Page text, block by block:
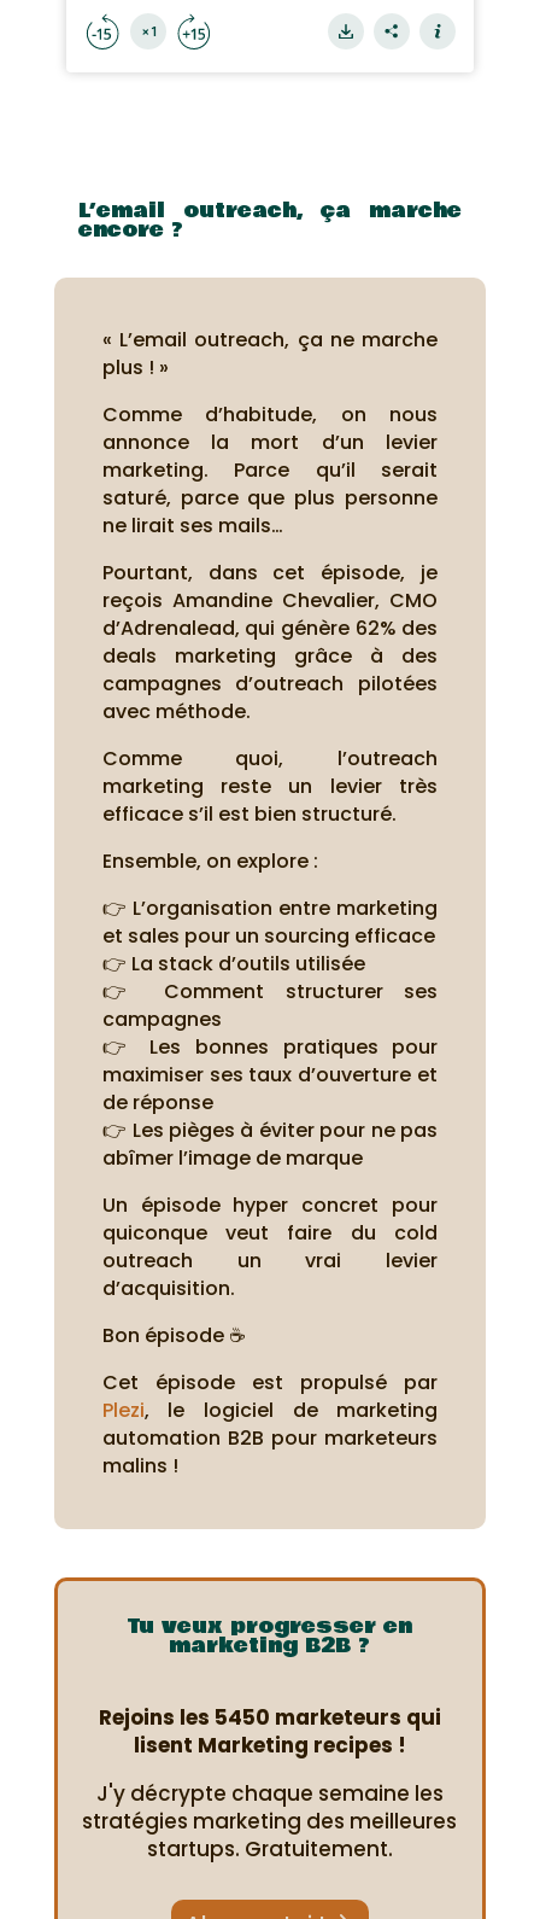
L’email outreach, ça marche
encore ?
« L’email outreach, ça ne marche
plus ! »
Comme d’habitude, on nous
annonce la mort d’un levier
marketing. Parce qu’il serait
saturé, parce que plus personne
ne lirait ses mails…
Pourtant, dans cet épisode, je
reçois Amandine Chevalier, CMO
d’Adrenalead, qui génère 62% des
deals marketing grâce à des
campagnes d’outreach pilotées
avec méthode.
Comme quoi, l’outreach
marketing reste un levier très
efficace s’il est bien structuré.
Ensemble, on explore :
👉 L’organisation entre marketing
et sales pour un sourcing efficace
👉 La stack d’outils utilisée
👉 Comment structurer ses
campagnes
👉 Les bonnes pratiques pour
maximiser ses taux d’ouverture et
de réponse
👉 Les pièges à éviter pour ne pas
abîmer l’image de marque
Un épisode hyper concret pour
quiconque veut faire du cold
outreach un vrai levier
d’acquisition.
Bon épisode ☕
Cet épisode est propulsé par
Plezi, le logiciel de marketing
automation B2B pour marketeurs
malins !
Tu veux progresser en
marketing B2B ?
Rejoins les 5450 marketeurs qui
lisent Marketing recipes !
J'y décrypte chaque semaine les
stratégies marketing des meilleures
startups. Gratuitement.